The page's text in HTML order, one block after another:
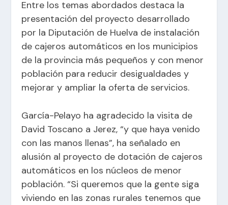
Entre los temas abordados destaca la
presentación del proyecto desarrollado
por la Diputación de Huelva de instalación
de cajeros automáticos en los municipios
de la provincia más pequeños y con menor
población para reducir desigualdades y
mejorar y ampliar la oferta de servicios.
García-Pelayo ha agradecido la visita de
David Toscano a Jerez, “y que haya venido
con las manos llenas”, ha señalado en
alusión al proyecto de dotación de cajeros
automáticos en los núcleos de menor
población. “Si queremos que la gente siga
viviendo en las zonas rurales tenemos que